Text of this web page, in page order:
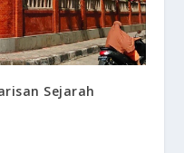
Sejarah